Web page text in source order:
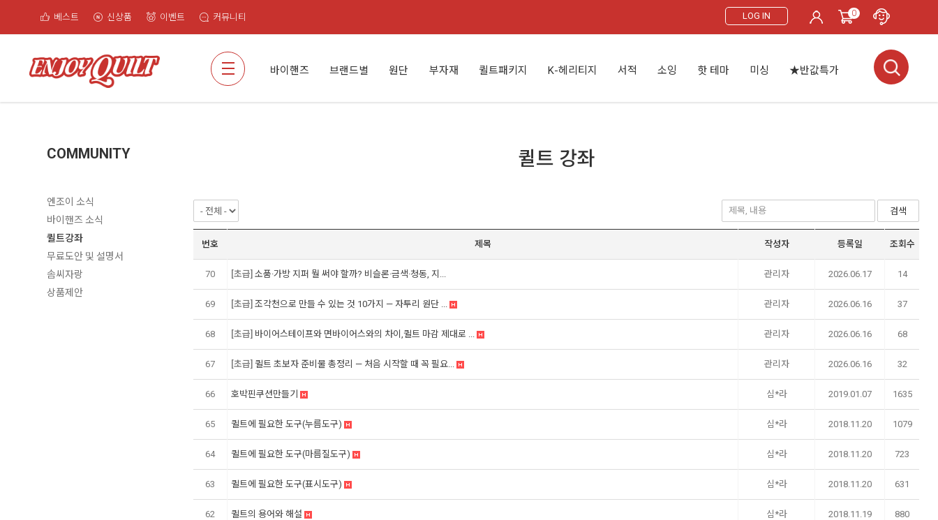
베스트 신상품 이벤트 커뮤니티 LOG IN 0
바이핸즈 브랜드별 원단 부자재 퀼트패키지 K-헤리티지 서적 소잉 핫 테마 미싱 ★반값특가
COMMUNITY
엔조이 소식
바이핸즈 소식
퀼트강좌
무료도안 및 설명서
솜씨자랑
상품제안
퀼트 강좌
검색
번호 제목 작성자 등록일 조회수
70 [초급] 소품·가방 지퍼 뭘 써야 할까? 비슬론·금색·청동, 지... 관리자 2026.06.17 14
69 [초급] 조각천으로 만들 수 있는 것 10가지 — 자투리 원단 ... 관리자 2026.06.16 37
68 [초급] 바이어스테이프와 면바이어스와의 차이,퀼트 마감 제대로 ... 관리자 2026.06.16 68
67 [초급] 퀼트 초보자 준비물 총정리 — 처음 시작할 때 꼭 필요... 관리자 2026.06.16 32
66 호박핀쿠션만들기 심*라 2019.01.07 1635
65 퀼트에 필요한 도구(누름도구) 심*라 2018.11.20 1079
64 퀼트에 필요한 도구(마름질도구) 심*라 2018.11.20 723
63 퀼트에 필요한 도구(표시도구) 심*라 2018.11.20 631
62 퀼트의 용어와 해설 심*라 2018.11.19 880